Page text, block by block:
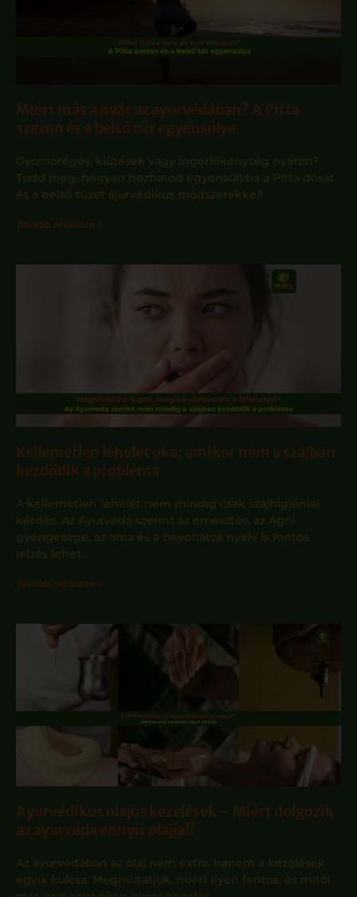
Miért más a nyár az ayurvédában? A Pitta
szezon és a belső tűz egyensúlya
Gyomorégés, kiütések vagy ingerlékenység nyáron?
Tudd meg, hogyan hozhatod egyensúlyba a Pitta dósát
és a belső tüzet ájurvédikus módszerekkel!
Tovább olvasom »
Kellemetlen lehelet oka: amikor nem a szájban
kezdődik a probléma
A kellemetlen lehelet nem mindig csak szájhigiéniai
kérdés. Az Ayurveda szerint az emésztés, az Agni
gyengesége, az ama és a bevonatos nyelv is fontos
jelzés lehet.
Tovább olvasom »
Ayurvédikus olajos kezelések – Miért dolgozik
az ayurvéda ennyit olajjal?
Az ayurvédában az olaj nem extra, hanem a kezelések
egyik kulcsa. Megmutatjuk, miért ilyen fontos, és mitől